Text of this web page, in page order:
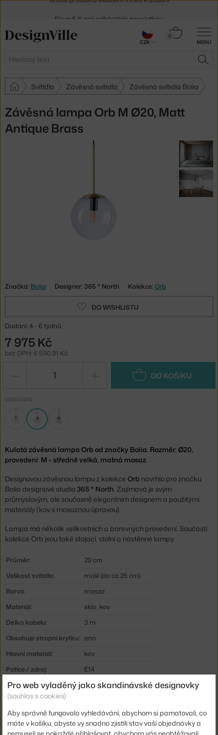
MENU
Hledat
0
Košík
Svítidla Závěsná svítidla Závěsná svítidla Bolia
Závěsná lampa Orb M Ø20, Matt
Antique Brass
Značka: Bolia Designer: 365 ° North Kolekce: Orb
DO WISHLISTU
Dodání: 4 - 6 týdnů
7 975 Kč
bez DPH: 6 590,91 Kč
DO KOŠÍKU
VARIANTA
Kulatá závěsná lampa Orb od značky Bolia. Rozměr: Ø20,
provedení: M - středně velká, matná mosaz.
Designovou závěsnou lampu z kolekce Orb navrhlo pro značku
Bolia designové studio365 ° North. Zajímavá je svým
průmyslovým, ale současně elegantním designem a použitými
materiály (kov s mosaznou úpravou).
Lampa má několik velikostních a barevných provedení. Součástí
kolekce Orb jsou také stojací, stolní a nástěnné lampy.
Průměr:
20 cm
Velikost svítidla:
malé (do ca 25 cm)
Barva:
mosaz
Materiál:
sklo, kov
Délka kabelu:
3 m
Obsahuje stropní krytku: ano
Hlavní materiál:
kov
Patice / zdroj:
E14
Distribuce světla:
nepřímé světlo
Zdroj součástí:
Max Watt (LED):
25 W
Kód produktu
BOL-20-116-06_8305164
30 dní na vrácení zboží
CZK
Pro web vyladěný jako skandinávské designovky
(souhlas s cookies)
Aby správně fungovalo vyhledávání, abychom si pamatovali, co
máte v košíku, abyste vy snadno zjistili stav vaší objednávky a